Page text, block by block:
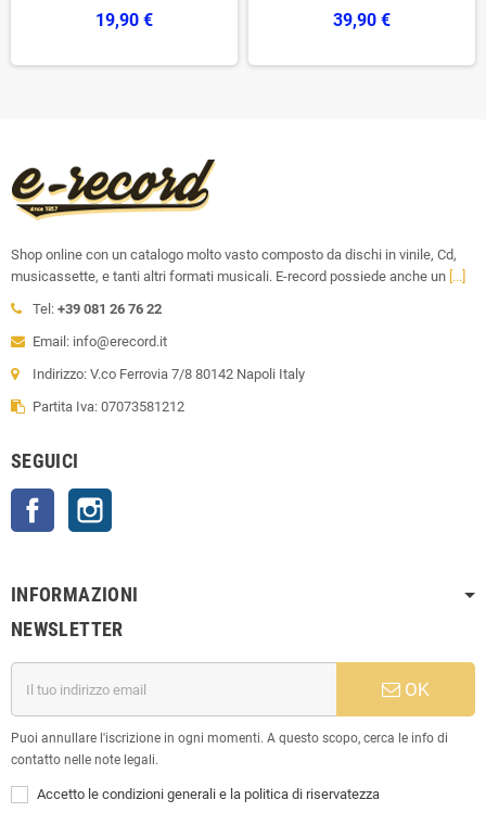
19,90 € 39,90 €
Shop online con un catalogo molto vasto composto da dischi in vinile, Cd,
musicassette, e tanti altri formati musicali. E-record possiede anche un [...]
Tel: +39 081 26 76 22
Email: info@erecord.it
Indirizzo: V.co Ferrovia 7/8 80142 Napoli Italy
Partita Iva: 07073581212
SEGUICI
Facebook
INFORMAZIONI
NEWSLETTER
OK
Puoi annullare l'iscrizione in ogni momenti. A questo scopo, cerca le info di
contatto nelle note legali.
Accetto le condizioni generali e la politica di riservatezza